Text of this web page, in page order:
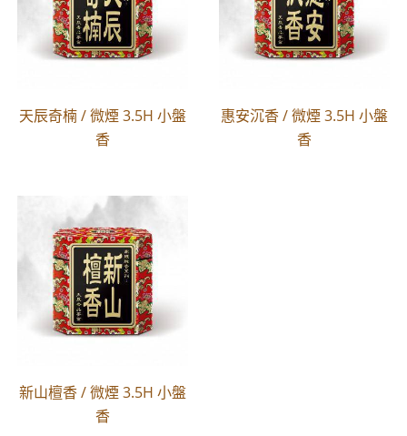
天辰奇楠 / 微煙 3.5H 小盤
香
惠安沉香 / 微煙 3.5H 小盤
香
新山檀香 / 微煙 3.5H 小盤
香